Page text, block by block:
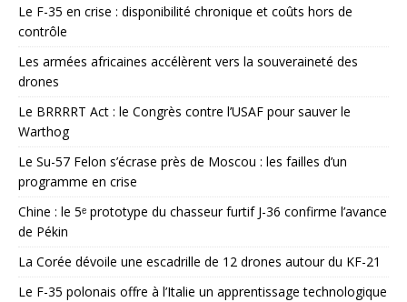
Le F-35 en crise : disponibilité chronique et coûts hors de
contrôle
Les armées africaines accélèrent vers la souveraineté des
drones
Le BRRRRT Act : le Congrès contre l’USAF pour sauver le
Warthog
Le Su-57 Felon s’écrase près de Moscou : les failles d’un
programme en crise
Chine : le 5ᵉ prototype du chasseur furtif J-36 confirme l’avance
de Pékin
La Corée dévoile une escadrille de 12 drones autour du KF-21
Le F-35 polonais offre à l’Italie un apprentissage technologique